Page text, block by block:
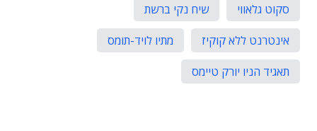
סקוט גלאווי
שיח נקי ברשת
אינטרנט ללא קוקיז
מתיו לויד-תומס
תאגיד הניו יורק טיימס